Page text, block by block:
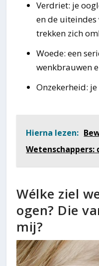
Verdriet: je
en de
trekken zich
Woede: een
wenkbrauwen
Onzekerheid:
Hierna lezen:
Wélke ziel
ogen? Die
mij?